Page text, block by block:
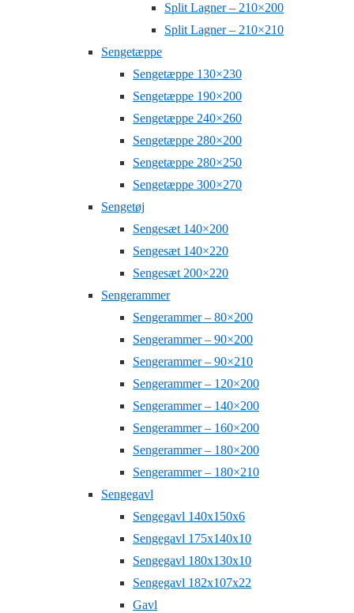
Split Lagner – 210×200
Split Lagner – 210×210
Sengetæppe
Sengetæppe 130×230
Sengetæppe 190×200
Sengetæppe 240×260
Sengetæppe 280×200
Sengetæppe 280×250
Sengetæppe 300×270
Sengetøj
Sengesæt 140×200
Sengesæt 140×220
Sengesæt 200×220
Sengerammer
Sengerammer – 80×200
Sengerammer – 90×200
Sengerammer – 90×210
Sengerammer – 120×200
Sengerammer – 140×200
Sengerammer – 160×200
Sengerammer – 180×200
Sengerammer – 180×210
Sengegavl
Sengegavl 140x150x6
Sengegavl 175x140x10
Sengegavl 180x130x10
Sengegavl 182x107x22
Gavl